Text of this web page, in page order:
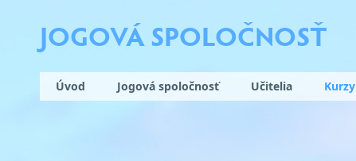
JOGOVÁ SPOLOČNOSŤ
Úvod Jogová spoločnosť Učitelia Kurzy